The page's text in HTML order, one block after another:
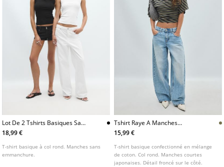
Lot De 2 Tshirts Basiques Sans
Manches
18,99 €
T-shirt basique à col rond. Manches sans
emmanchure.
Tshirt Raye A Manches
Japonaises
15,99 €
T-shirt basique confectionné en mélange
de coton. Col rond. Manches courtes
japonaises. Détail froncé sur le côté.